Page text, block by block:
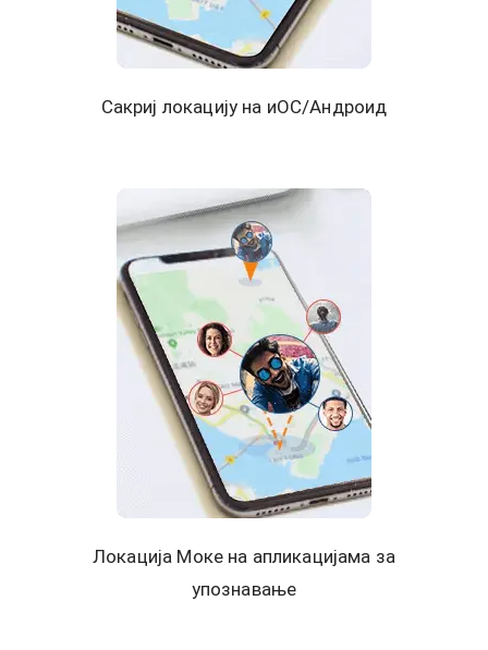
Сакриј локацију на иОС/Андроид
Локација Моке на апликацијама за
упознавање